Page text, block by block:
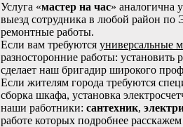
Услуга «мастер на час» аналогична
выезд сотрудника в любой район по
ремонтные работы.
Если вам требуются универсальные
разносторонние работы: установить
сделает наш бригадир широкого
Если жителям города требуются
сборка шкафа, установка
наши работники: сантехник,
работе которых подробнее